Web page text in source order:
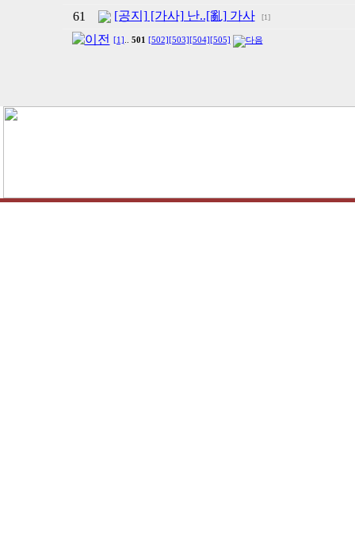
61
[공지] [가사] 난..[亂] 가사 [1]
[1] 501 [502] [503] [504] [505]